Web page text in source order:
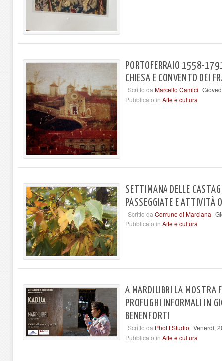
PORTOFERRAIO 1558-
CHIESA E CONVENTO DEI
Scritto da Marcello Camici
Pubblicato in Arte e cultura
SETTIMANA DELLE
PASSEGGIATE E ATTIVITÀ
Scritto da Comune di Marciana
Pubblicato in Arte e cultura
A MARDILIBRI LA MOSTRA
PROFUGHI INFORMALI IN
BENENFORTI
Scritto da PhoFt Studio Venerdì,
Pubblicato in Arte e cultura